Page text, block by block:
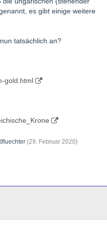
Berichtigung dankbar.
sucht, ich biete gerade
es gibt einige weitere
tatsächlich an?
gold.html
(29. Februar 2020)